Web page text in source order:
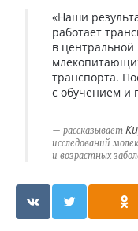
«Наши
работает
в
транспорта.
с обучением и
рассказывает
исследований
и возрастных